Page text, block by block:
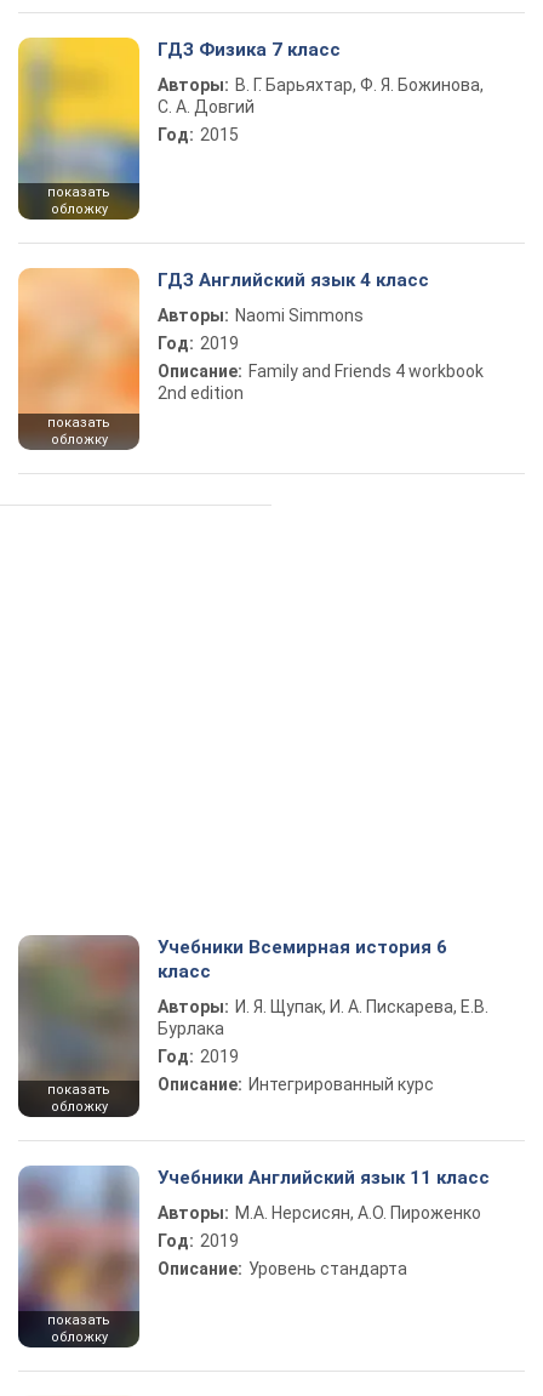
показать
обложку
ГДЗ Физика 7 класс
Авторы: В. Г. Барьяхтар, Ф. Я. Божинова,
С. А. Довгий
Год: 2015
показать
обложку
ГДЗ Английский язык 4 класс
Авторы: Naomi Simmons
Год: 2019
Описание: Family and Friends 4 workbook
2nd edition
показать
обложку
Учебники Всемирная история 6
класс
Авторы: И. Я. Щупак, И. А. Пискарева, Е.В.
Бурлака
Год: 2019
Описание: Интегрированный курс
показать
обложку
Учебники Английский язык 11 класс
Авторы: М.А. Нерсисян, А.О. Пироженко
Год: 2019
Описание: Уровень стандарта